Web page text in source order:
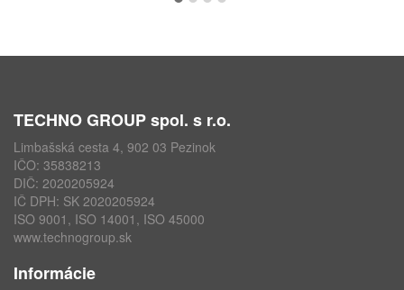
TECHNO GROUP spol. s r.o.
Limbašská cesta 4, 902 03 Pezinok
IČO: 35838213
DIČ: 2020205924
IČ DPH: SK 2020205924
ISO 9001, ISO 14001, ISO 45000
www.technogroup.sk
Informácie